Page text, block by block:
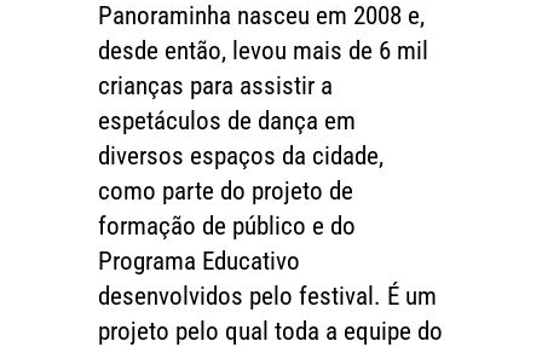
Panoraminha nasceu em 2008 e,
desde então, levou mais de 6 mil
crianças para assistir a
espetáculos de dança em
diversos espaços da cidade,
como parte do projeto de
formação de público e do
Programa Educativo
desenvolvidos pelo festival. É um
projeto pelo qual toda a equipe do